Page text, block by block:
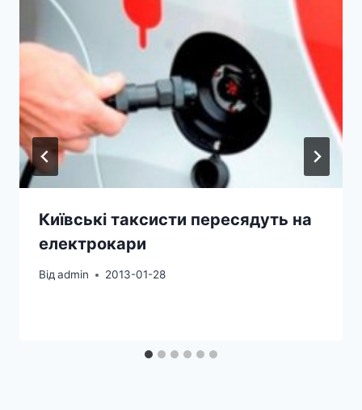
Київські таксисти пересядуть на
електрокари
Відadmin 2013-01-28